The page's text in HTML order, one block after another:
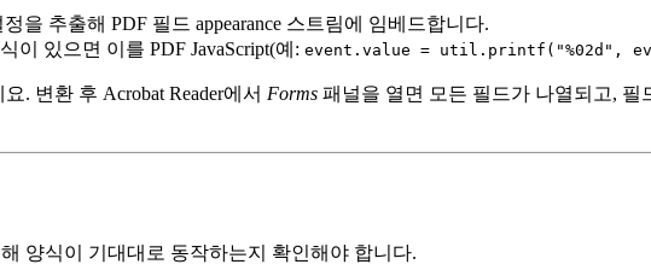
을 추출해 PDF 필드 appearance 스트림에 임베드합니다.
이 있으면 이를 PDF JavaScript(예: event.value = util.printf("%02d",
. 변환 후 Acrobat Reader에서 Forms 패널을 열면 모든 필드가 나열되고,
양식이 기대대로 동작하는지 확인해야 합니다.